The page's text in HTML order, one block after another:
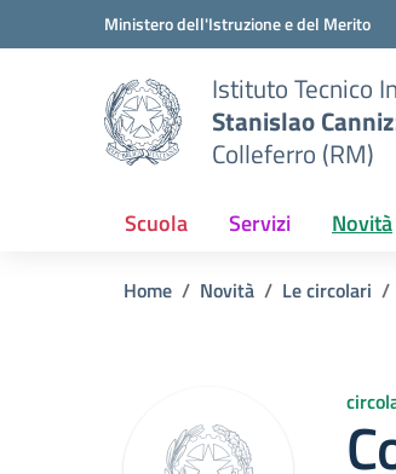
Vai ai contenuti
Vai al menu di navigazioneMinistero dell'Istruzione e del Merito
Istituto Tecnico
Stanislao
Colleferro (RM)
Scuola Servizi Novità
Home Novità Le circolari